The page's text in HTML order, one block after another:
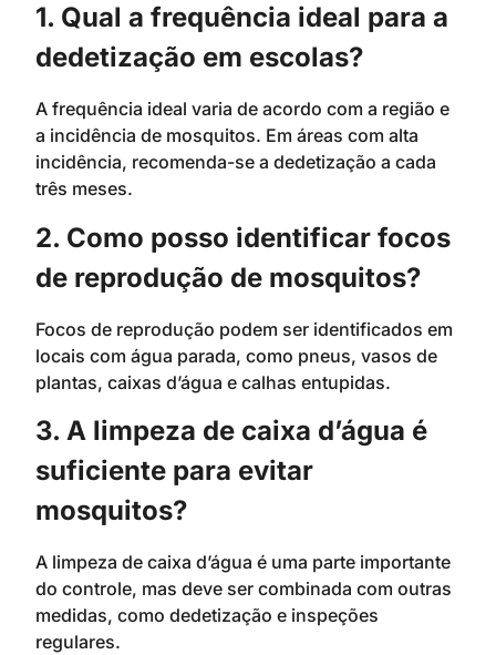
1. Qual a frequência ideal para a
dedetização em escolas?
A frequência ideal varia de acordo com a região e
a incidência de mosquitos. Em áreas com alta
incidência, recomenda-se a dedetização a cada
três meses.
2. Como posso identificar focos
de reprodução de mosquitos?
Focos de reprodução podem ser identificados em
locais com água parada, como pneus, vasos de
plantas, caixas d’água e calhas entupidas.
3. A limpeza de caixa d’água é
suficiente para evitar
mosquitos?
A limpeza de caixa d’água é uma parte importante
do controle, mas deve ser combinada com outras
medidas, como dedetização e inspeções
regulares.